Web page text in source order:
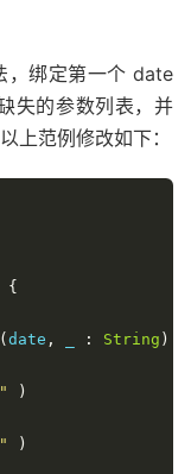
，绑定第一个 date
失的参数列表，并
上范例修改如下：
{
( date , : String )
)
)